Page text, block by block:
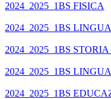
2024_2025_1BS FISICA
2024_2025_1BS
2024_2025_1BS
2024_2025_1BS
2024_2025_1BS